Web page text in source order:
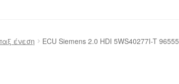
ένεση
ECU Siemens 2.0 HDI 5WS40277I-T